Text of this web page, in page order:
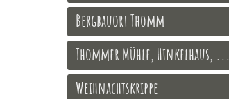
Bergbauort Thomm
Thommer Mühle, Hinkelhaus, ...
Weihnachtskrippe